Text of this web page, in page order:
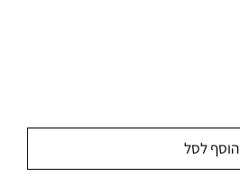
הוסף לסל